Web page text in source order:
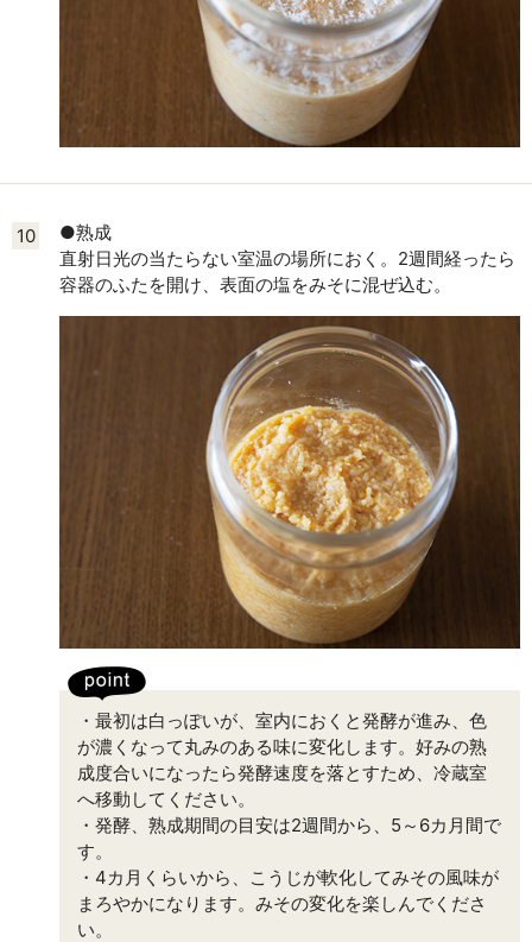
10
●熟成
直射日光の当たらない室温の場所におく。2週間経ったら
容器のふたを開け、表面の塩をみそに混ぜ込む。
・最初は白っぽいが、室内におくと発酵が進み、色
が濃くなって丸みのある味に変化します。好みの熟
成度合いになったら発酵速度を落とすため、冷蔵室
へ移動してください。
・発酵、熟成期間の目安は2週間から、5～6カ月間で
す。
・4カ月くらいから、こうじが軟化してみその風味が
まろやかになります。みその変化を楽しんでくださ
い。